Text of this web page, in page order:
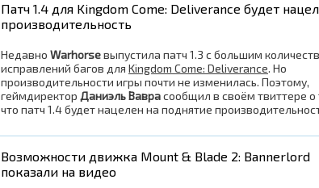
Патч 1.4 для Kingdom Come: Deliverance будет
производительность
Недавно Warhorseвыпустила патч 1.3 с большим
исправлений багов для Kingdom Come: Deliverance. Но
производительности игры почти не изменилась. Поэтому,
геймдиректор Даниэль Ваврасообщил в своём твиттере о
что патч 1.4 будет нацелен на поднятие
Возможности движка Mount & Blade 2: Bannerlord
показали на видео